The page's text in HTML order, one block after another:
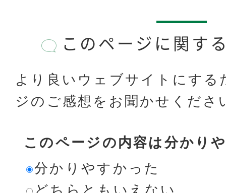
このページに関す
より良いウェブサイトにする
ジのご感想をお聞かせくださ
このページの内容は分かり
分かりやすかった
どちらともいえない